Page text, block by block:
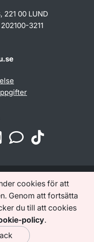
cookies för att
Genom att fortsätta
du till att cookies
policy.
221 00 LUND
3211
nätverk